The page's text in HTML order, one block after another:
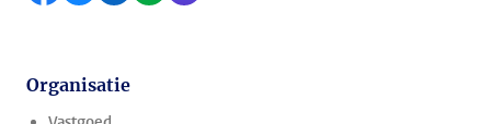
Organisatie